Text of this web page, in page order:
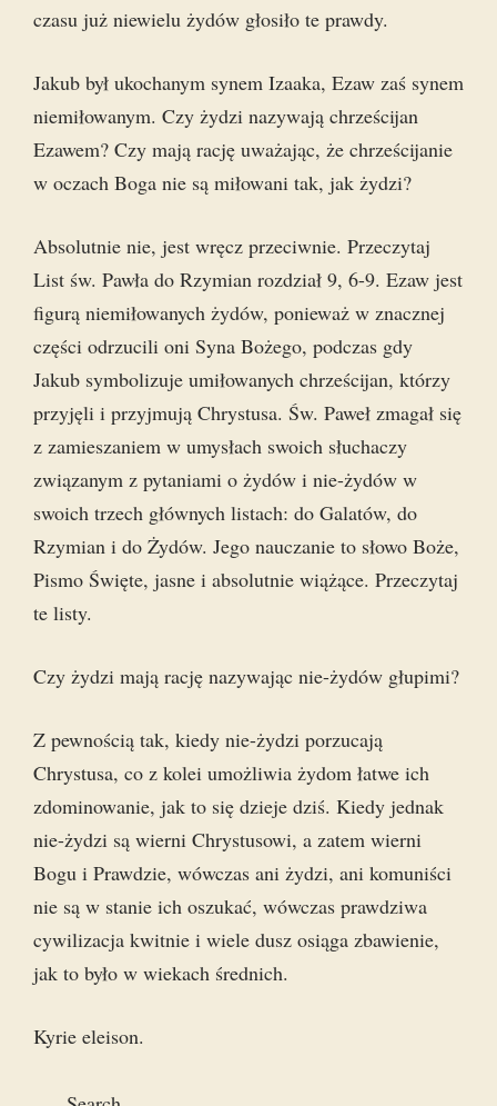
czasu już niewielu żydów głosiło te prawdy.
Jakub był ukochanym synem Izaaka, Ezaw zaś synem
niemiłowanym. Czy żydzi nazywają chrześcijan
Ezawem? Czy mają rację uważając, że chrześcijanie
w oczach Boga nie są miłowani tak, jak żydzi?
Absolutnie nie, jest wręcz przeciwnie. Przeczytaj
List św. Pawła do Rzymian rozdział 9, 6-9. Ezaw jest
figurą niemiłowanych żydów, ponieważ w znacznej
części odrzucili oni Syna Bożego, podczas gdy
Jakub symbolizuje umiłowanych chrześcijan, którzy
przyjęli i przyjmują Chrystusa. Św. Paweł zmagał się
z zamieszaniem w umysłach swoich słuchaczy
związanym z pytaniami o żydów i nie-żydów w
swoich trzech głównych listach: do Galatów, do
Rzymian i do Żydów. Jego nauczanie to słowo Boże,
Pismo Święte, jasne i absolutnie wiążące. Przeczytaj
te listy.
Czy żydzi mają rację nazywając nie-żydów głupimi?
Z pewnością tak, kiedy nie-żydzi porzucają
Chrystusa, co z kolei umożliwia żydom łatwe ich
zdominowanie, jak to się dzieje dziś. Kiedy jednak
nie-żydzi są wierni Chrystusowi, a zatem wierni
Bogu i Prawdzie, wówczas ani żydzi, ani komuniści
nie są w stanie ich oszukać, wówczas prawdziwa
cywilizacja kwitnie i wiele dusz osiąga zbawienie,
jak to było w wiekach średnich.
Kyrie eleison.